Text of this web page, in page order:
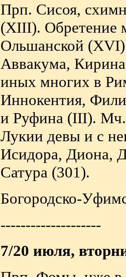
Прп. Сисоя,
(XIII). Обретение
Ольшанской
Аввакума,
иных многих в
Иннокентия,
и Руфина (III).
Лукии девы и с
Исидора, Диона,
Сатура (301).
Богородско-
--------------------
7/20 июля,